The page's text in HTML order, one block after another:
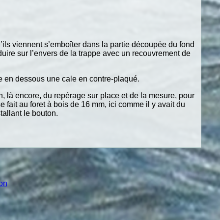
viennent s’emboîter dans la partie découpée du fond
sur l’envers de la trappe avec un recouvrement de
en dessous une cale en contre-plaqué.
là encore, du repérage sur place et de la mesure, pour
fait au foret à bois de 16 mm, ici comme il y avait du
le bouton.